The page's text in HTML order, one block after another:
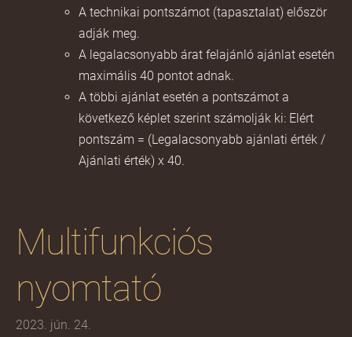
A technikai pontszámot (tapasztalat) először
adják meg.
A legalacsonyabb árat felajánló ajánlat esetén
maximális 40 pontot adnak.
A többi ajánlat esetén a pontszámot a
következő képlet szerint számolják ki: Elért
pontszám = (Legalacsonyabb ajánlati érték /
Ajánlati érték) x 40.
Multifunkciós
nyomtató
2023. jún. 24.